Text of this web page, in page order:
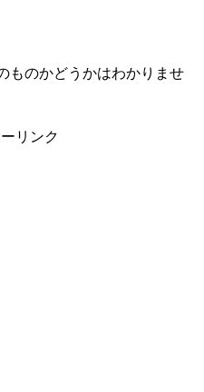
ものかどうかはわかりませ
リンク